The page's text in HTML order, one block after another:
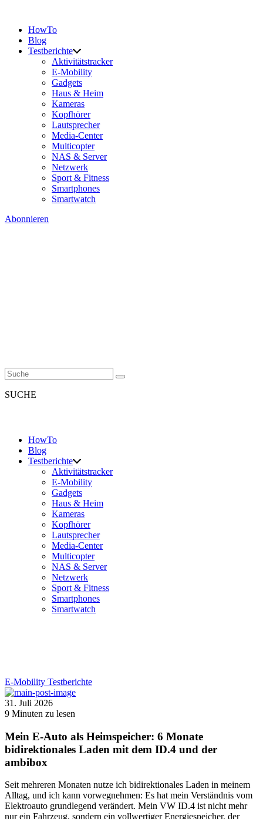
HowTo
Blog
Testberichte
Aktivitätstracker
E-Mobility
Gadgets
Haus & Heim
Kameras
Kopfhörer
Lautsprecher
Media-Center
Multicopter
NAS & Server
Netzwerk
Sport & Fitness
Smartphones
Smartwatch
Abonnieren
SUCHE
HowTo
Blog
Testberichte
Aktivitätstracker
E-Mobility
Gadgets
Haus & Heim
Kameras
Kopfhörer
Lautsprecher
Media-Center
Multicopter
NAS & Server
Netzwerk
Sport & Fitness
Smartphones
Smartwatch
E-Mobility Testberichte
31. Juli 2026
9 Minuten zu lesen
Mein E-Auto als Heimspeicher: 6 Monate
bidirektionales Laden mit dem ID.4 und der
ambibox
Seit mehreren Monaten nutze ich bidirektionales Laden in meinem
Alltag, und ich kann vorwegnehmen: Es hat mein Verständnis vom
Elektroauto grundlegend verändert. Mein VW ID.4 ist nicht mehr
nur ein Fahrzeug, sondern ein vollwertiger Energiespeicher, der